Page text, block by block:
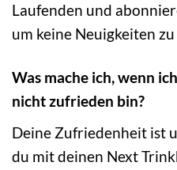
Laufenden und
um keine Neuigkeiten
Was mache ich, wenn
nicht zufrieden bin?
Deine Zufriedenheit ist
du mit deinen Next